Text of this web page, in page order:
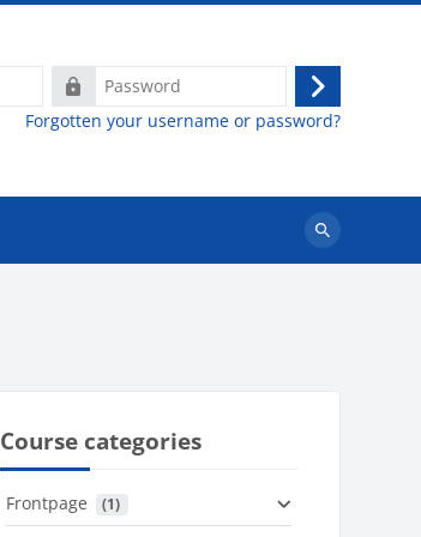
Password
Log
in
Forgotten your username or password?
Search
Course categories
Frontpage (1)